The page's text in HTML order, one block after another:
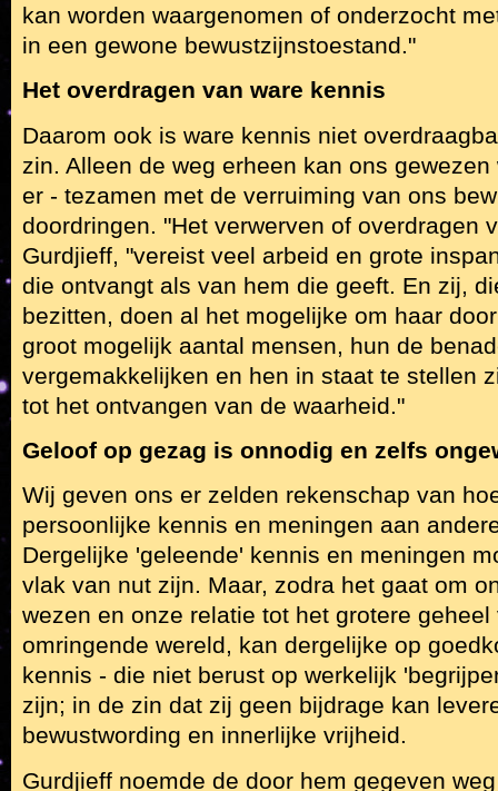
kan worden waargenomen of onderzocht
in een gewone bewustzijnstoestand."
Het overdragen van ware kennis
Daarom ook is ware kennis niet
zin. Alleen de weg erheen kan ons
er - tezamen met de verruiming van ons
doordringen. "Het verwerven of overdragen
Gurdjieff, "vereist veel arbeid en grote
die ontvangt als van hem die geeft. En zij,
bezitten, doen al het mogelijke om haar
groot mogelijk aantal mensen, hun de
vergemakkelijken en hen in staat te stellen
tot het ontvangen van de waarheid."
Geloof op gezag is onnodig en zelfs
Wij geven ons er zelden rekenschap van
persoonlijke kennis en meningen aan
Dergelijke 'geleende' kennis en meningen
vlak van nut zijn. Maar, zodra het gaat om
wezen en onze relatie tot het grotere geheel
omringende wereld, kan dergelijke op
kennis - die niet berust op werkelijk
zijn; in de zin dat zij geen bijdrage kan
bewustwording en innerlijke vrijheid.
Gurdjieff noemde de door hem gegeven